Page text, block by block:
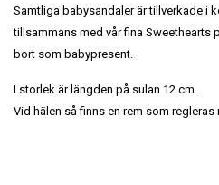
Samtliga babysandaler är tillverkade i
tillsammans med vår fina Sweethearts
bort som babypresent.
I storlek är längden på sulan 12 cm.
Vid hälen så finns en rem som regleras